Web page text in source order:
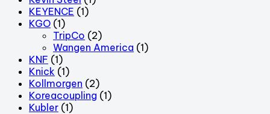
KEYENCE (1)
KGO (1)
TripCo (2)
Wangen America (1)
KNF (1)
Knick (1)
Kollmorgen (2)
Koreacoupling (1)
Kubler (1)